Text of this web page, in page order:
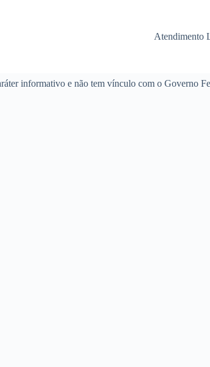
Atendimento
informativo e não tem vínculo com o Governo